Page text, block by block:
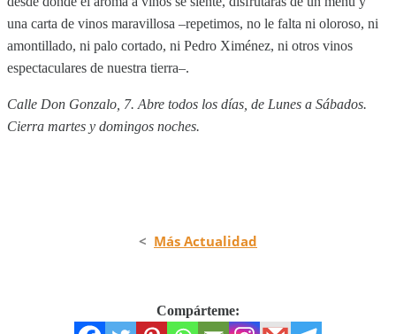
una carta de vinos maravillosa –repetimos, no le falta ni oloroso, ni
amontillado, ni palo cortado, ni Pedro Ximénez, ni otros vinos
espectaculares de nuestra tierra–.
Calle Don Gonzalo, 7. Abre todos los días, de Lunes a Sábados.
Cierra martes y domingos noches.
< Más Actualidad
Compárteme: